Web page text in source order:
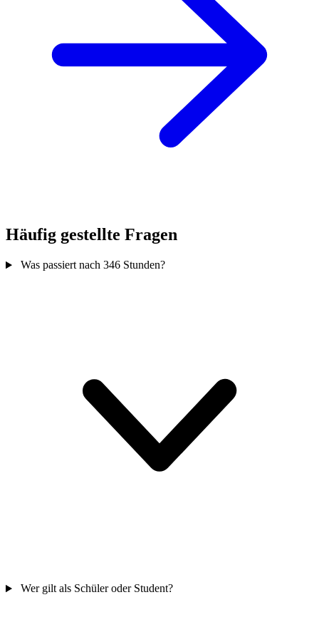
Häufig gestellte Fragen
Was passiert nach 346 Stunden?
Wer gilt als Schüler oder Student?